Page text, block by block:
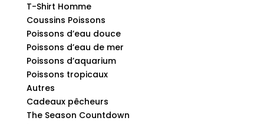
T-Shirt Homme
Coussins Poissons
Poissons d’eau douce
Poissons d’eau de mer
Poissons d’aquarium
Poissons tropicaux
Autres
Cadeaux pêcheurs
The Season Countdown